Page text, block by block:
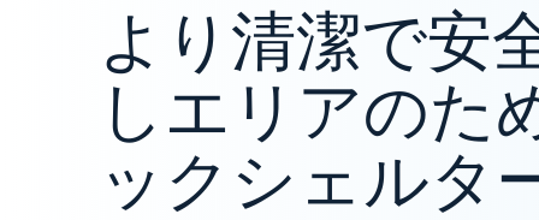
より清潔で安
しエリアのた
ックシェルタ